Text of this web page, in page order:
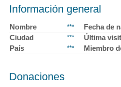
Iniciar sesión
Contáctenos
Información general
Nombre ***
Fecha de
Ciudad
***
Última
País
*** Miembro
Donaciones